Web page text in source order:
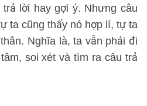
lời hay gợi ý. Nhưng câu
ta cũng thấy nó hợp lí, tự ta
Nghĩa là, ta vẫn phải đi
soi xét và tìm ra câu trả